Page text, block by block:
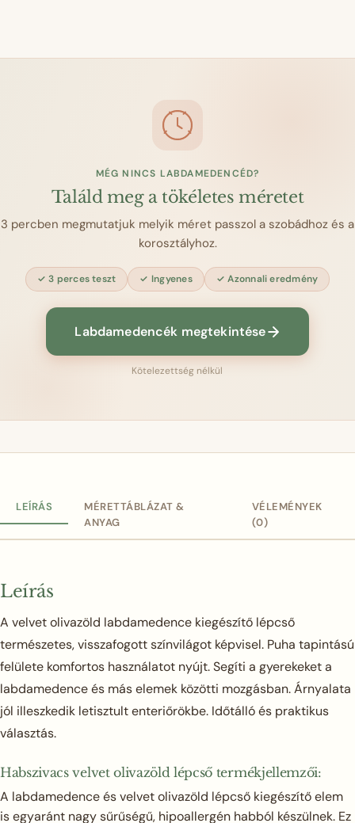
MÉG NINCS LABDAMEDENCÉD?
Találd meg a tökéletes méretet
3 percben megmutatjuk melyik méret passzol a szobádhoz és a
korosztályhoz.
3 perces teszt Ingyenes Azonnali eredmény
Labdamedencék megtekintése
Kötelezettség nélkül
LEÍRÁS
MÉRETTÁBLÁZAT &
ANYAG
VÉLEMÉNYEK
(0)
Leírás
A velvet olivazöld labdamedence kiegészítő lépcső
természetes, visszafogott színvilágot képvisel. Puha tapintású
felülete komfortos használatot nyújt. Segíti a gyerekeket a
labdamedence és más elemek közötti mozgásban. Árnyalata
jól illeszkedik letisztult enteriőrökbe. Időtálló és praktikus
választás.
Habszivacs velvet olivazöld lépcső termékjellemzői:
A labdamedence és velvet olivazöld lépcső kiegészítő elem
is egyaránt nagy sűrűségű, hipoallergén habból készülnek. Ez